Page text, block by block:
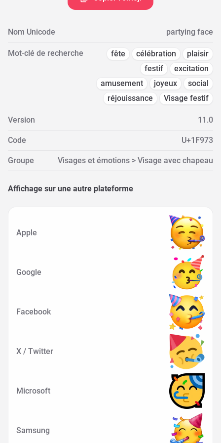
Nom Unicode partying face
Mot-clé de recherche fête célébration
plaisir
festif
excitation
amusement
joyeux
social
réjouissance
Visage festif
Version 11.0
Code U+1F973
Groupe Visages et émotions > Visage avec chapeau
Affichage sur une autre plateforme
Apple
Google
Facebook
X / Twitter
Microsoft
Samsung